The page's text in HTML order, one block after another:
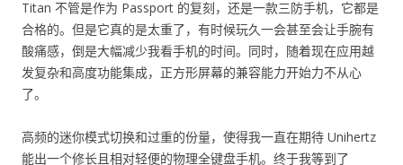
Titan 不管是作为 Passport 的复刻，还是一款三防手机，它都是
合格的。但是它真的是太重了，有时候玩久一会甚至会让手腕有
酸痛感，倒是大幅减少我看手机的时间。同时，随着现在应用越
发复杂和高度功能集成，正方形屏幕的兼容能力开始力不从心
了。
高频的迷你模式切换和过重的份量，使得我一直在期待 Unihertz
能出一个修长且相对轻便的物理全键盘手机。终于我等到了